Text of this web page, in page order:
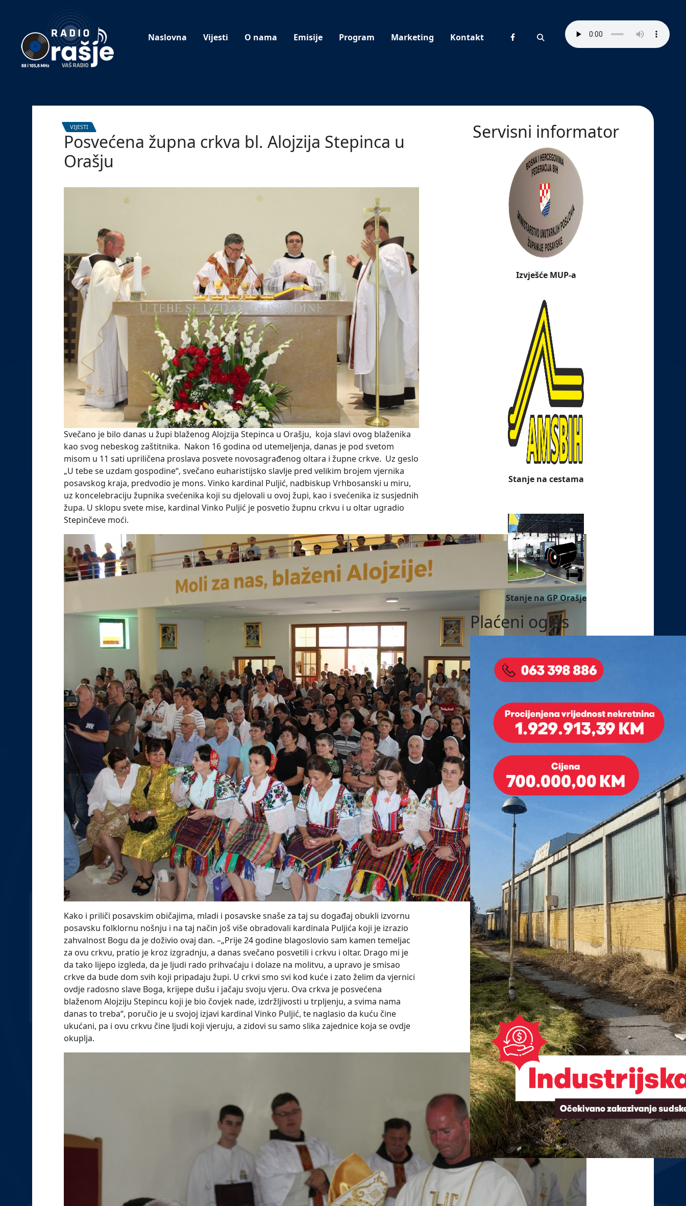
website!
Naslovna Vijesti O nama Emisije Program Marketing Kontakt
VIJESTI
Posvećena župna crkva bl. Alojzija Stepinca u
Orašju
Svečano je bilo danas u župi blaženog Alojzija Stepinca u Orašju, koja slavi ovog blaženika
kao svog nebeskog zaštitnika. Nakon 16 godina od utemeljenja, danas je pod svetom
misom u 11 sati upriličena proslava posvete novosagrađenog oltara i župne crkve. Uz geslo
„U tebe se uzdam gospodine“, svečano euharistijsko slavlje pred velikim brojem vjernika
posavskog kraja, predvodio je mons. Vinko kardinal Puljić, nadbiskup Vrhbosanski u miru,
uz koncelebraciju župnika svećenika koji su djelovali u ovoj župi, kao i svećenika iz susjednih
župa. U sklopu svete mise, kardinal Vinko Puljić je posvetio župnu crkvu i u oltar ugradio
Stepinčeve moći.
Kako i priliči posavskim običajima, mladi i posavske snaše za taj su događaj obukli izvornu
posavsku folklornu nošnju i na taj način još više obradovali kardinala Puljića koji je izrazio
zahvalnost Bogu da je doživio ovaj dan. –„Prije 24 godine blagoslovio sam kamen temeljac
za ovu crkvu, pratio je kroz izgradnju, a danas svečano posvetili i crkvu i oltar. Drago mi je
da tako lijepo izgleda, da je ljudi rado prihvaćaju i dolaze na molitvu, a upravo je smisao
crkve da bude dom svih koji pripadaju župi. U crkvi smo svi kod kuće i zato želim da vjernici
ovdje radosno slave Boga, krijepe dušu i jačaju svoju vjeru. Ova crkva je posvećena
blaženom Alojziju Stepincu koji je bio čovjek nade, izdržljivosti u trpljenju, a svima nama
danas to treba“, poručio je u svojoj izjavi kardinal Vinko Puljić, te naglasio da kuću čine
ukućani, pa i ovu crkvu čine ljudi koji vjeruju, a zidovi su samo slika zajednice koja se ovdje
okuplja.
Servisni informator
Izvješće MUP-a
Stanje na cestama
Stanje na GP Orašje
Plaćeni oglas